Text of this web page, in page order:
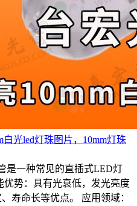
白光led灯珠图片，10mm灯珠
是一种常见的直插式LED灯
优势：具有光衰低，发光亮度
寿命长等优点。 应用领域：